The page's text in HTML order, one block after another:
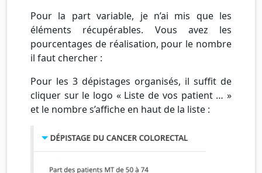
Pour la part variable, je n’ai mis que les
éléments récupérables. Vous avez les
pourcentages de réalisation, pour le nombre
il faut chercher :
Pour les 3 dépistages organisés, il suffit de
cliquer sur le logo « Liste de vos patient … »
et le nombre s’affiche en haut de la liste :